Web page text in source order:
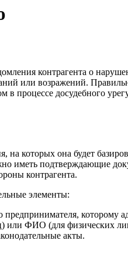
контрагента о
или возражений.
в процессе досудебного
на которых она будет
иметь подтверждающие
контрагента.
элементы:
которому
или ФИО (для физических
акты.